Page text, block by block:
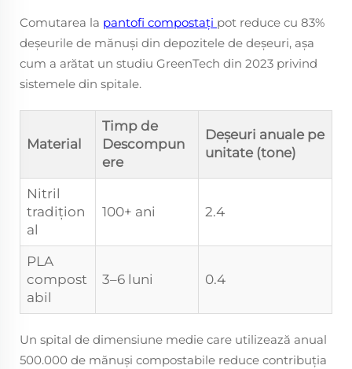
Comutarea la pantofi compostați pot reduce cu 83%
deșeurile de mănuși din depozitele de deșeuri, așa
cum a arătat un studiu GreenTech din 2023 privind
sistemele din spitale.
Material
Timp de
Descompun
ere
Deșeuri anuale pe
unitate (tone)
Nitril
tradițion
al
100+ ani 2.4
PLA
compost
abil
3–6 luni 0.4
Un spital de dimensiune medie care utilizează anual
500.000 de mănuși compostabile reduce contribuția